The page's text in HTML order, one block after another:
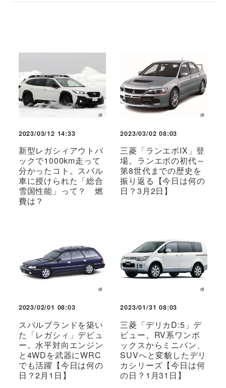
2023/03/12 14:33
新型レガシィアウトバ
ックで1000km走って
分かったコト。スバル
車に授けられた「総合
雪国性能」って？ 燃
費は？
2023/03/02 08:03
三菱「ランエボIX」登
場。ランエボの初代～
第8世代までの歴史を
振り返る【今日は何の
日？3月2日】
2023/02/01 08:03
スバルブランドを築い
た「レガシィ」デビュ
ー。水平対向エンジン
と4WDを武器にWRC
でも活躍【今日は何の
日？2月1日】
2023/01/31 08:03
三菱「デリカD:5」デ
ビュー。RV系ワンボ
ックスからミニバン、
SUVへと変貌したデリ
カシリーズ【今日は何
の日？1月31日】